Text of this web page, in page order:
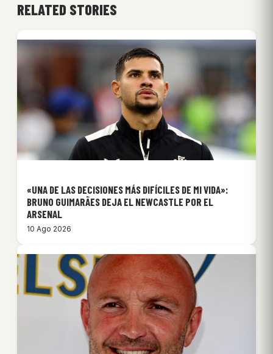
RELATED STORIES
«UNA DE LAS DECISIONES MÁS DIFÍCILES DE MI VIDA»:
BRUNO GUIMARÃES DEJA EL NEWCASTLE POR EL
ARSENAL
10 Ago 2026